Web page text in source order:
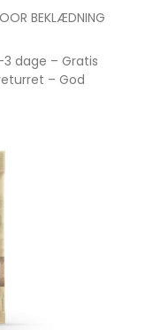
BEKLÆDNING
dage – Gratis
– God